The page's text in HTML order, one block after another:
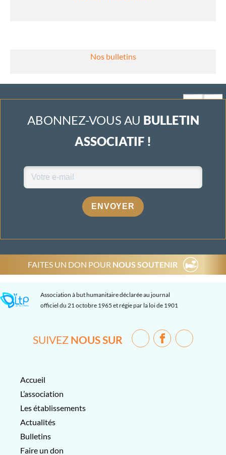
Nos bulletins
ABONNEZ-VOUS AU BULLETIN
ASSOCIATIF !
ENVOYER
FAITES UN DON POUR NOUS SOUTENIR
Association à but humanitaire déclarée au journal
officiel du 21 octobre 1965 et régie par la loi de 1901
SUIVEZ NOUS SUR
Accueil
L’association
Les établissements
Actualités
Bulletins
Faire un don